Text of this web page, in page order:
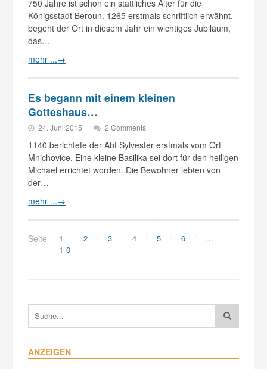
750 Jahre ist schon ein stattliches Alter für die
Königsstadt Beroun. 1265 erstmals schriftlich erwähnt,
begeht der Ort in diesem Jahr ein wichtiges Jubiläum,
das…
mehr ...→
Es begann mit einem kleinen
Gotteshaus…
24. Juni 2015 2 Comments
1140 berichtete der Abt Sylvester erstmals vom Ort
Mnichovice. Eine kleine Basilika sei dort für den heiligen
Michael errichtet worden. Die Bewohner lebten von
der…
mehr ...→
Seite 1 2 3 4 5 6
…
10
ANZEIGEN